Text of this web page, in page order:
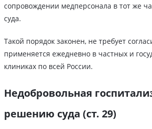
сопровождении медперсонала в тот же
суда.
Такой порядок законен, не требует
применяется ежедневно в частных и
клиниках по всей России.
Недобровольная
решению суда (ст. 29)